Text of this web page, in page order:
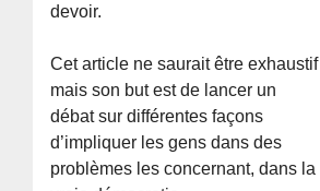
devoir.
Cet article ne saurait être exhaustif
mais son but est de lancer un
débat sur différentes façons
d’impliquer les gens dans des
problèmes les concernant, dans la